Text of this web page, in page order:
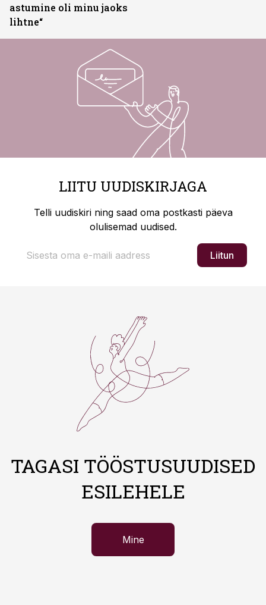
astumine oli minu jaoks
lihtne“
LIITU UUDISKIRJAGA
Telli uudiskiri ning saad oma postkasti päeva
olulisemad uudised.
Liitun
TAGASI TÖÖSTUSUUDISED
ESILEHELE
Mine